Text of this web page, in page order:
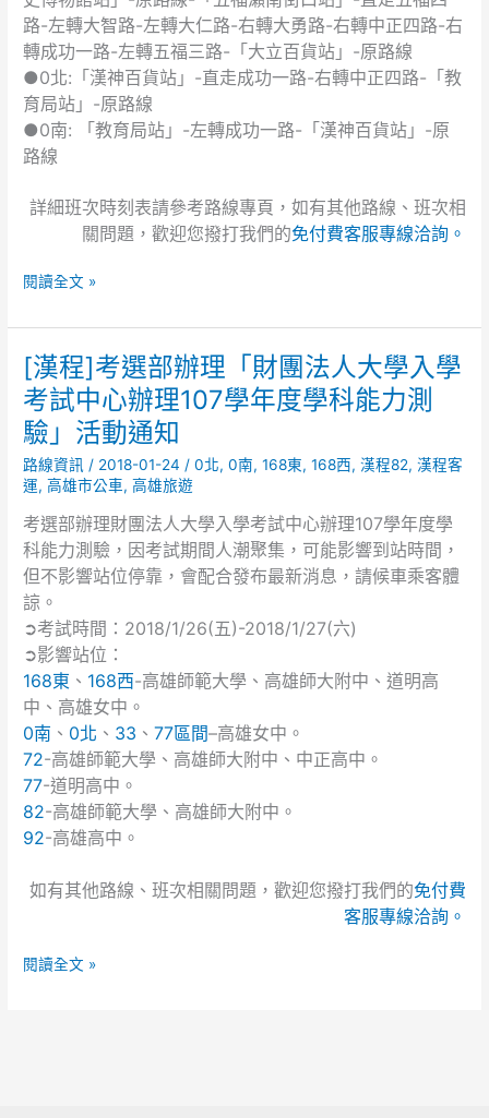
路-左轉大智路-左轉大仁路-右轉大勇路-右轉中正四路-右
轉成功一路-左轉五福三路-「大立百貨站」-原路線
●0北:「漢神百貨站」-直走成功一路-右轉中正四路-「教
育局站」-原路線
●0南: 「教育局站」-左轉成功一路-「漢神百貨站」-原
路線
詳細班次時刻表請參考路線專頁，如有其他路線、班次相
關問題，歡迎您撥打我們的免付費客服專線洽詢。
閱讀全文 »
[漢程]考選部辦理「財團法人大學入學
考試中心辦理107學年度學科能力測
驗」活動通知
路線資訊 / 2018-01-24 /0北,0南,168東,168西,漢程82,漢程客
運,高雄市公車,高雄旅遊
考選部辦理財團法人大學入學考試中心辦理107學年度學
科能力測驗，因考試期間人潮聚集，可能影響到站時間，
但不影響站位停靠，會配合發布最新消息，請候車乘客體
諒。
➲考試時間：2018/1/26(五)-2018/1/27(六)
➲影響站位：
168東 、 168西-高雄師範大學、高雄師大附中、道明高
中、高雄女中。
0南 、 0北 、 33 、77區間–高雄女中。
72-高雄師範大學、高雄師大附中、中正高中。
77-道明高中。
82-高雄師範大學、高雄師大附中。
92-高雄高中。
如有其他路線、班次相關問題，歡迎您撥打我們的免付費
客服專線洽詢。
[漢
程]
考
選
部
辦
「財
團
法
人
大
學
入
學
考
試
中
心
辦
理
學
學
閱讀全文 »